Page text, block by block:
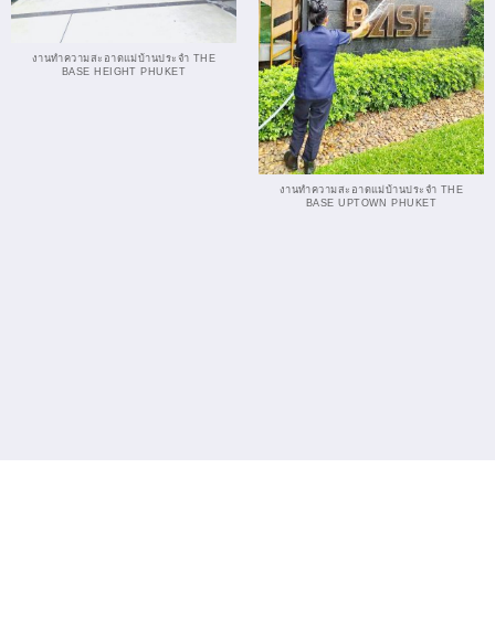
งานทำความสะอาดแม่บ้านประจำ THE
BASE HEIGHT PHUKET
งานทำความสะอาดแม่บ้านประจำ THE
BASE UPTOWN PHUKET